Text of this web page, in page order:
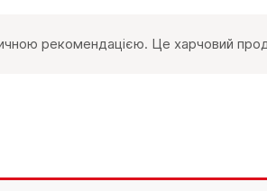
рекомендацією. Це харчовий